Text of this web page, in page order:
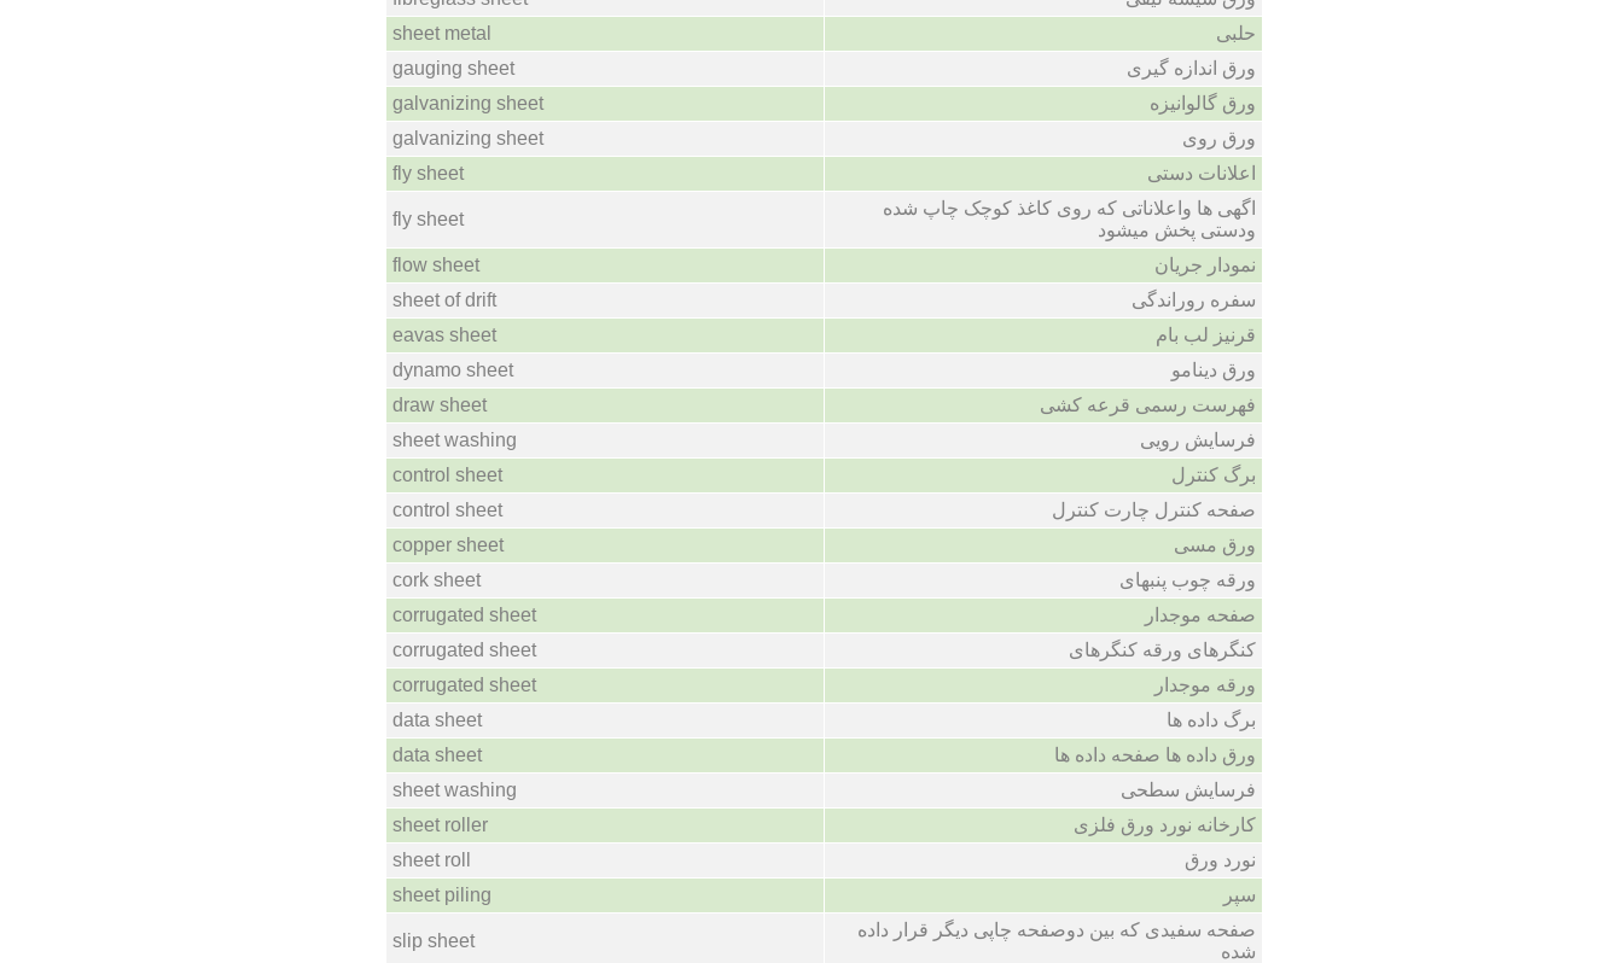
sheet metal
حلبی
gauging sheet
ورق اندازه گیری
galvanizing sheet
ورق گالوانیزه
galvanizing sheet
ورق روی
fly sheet
اعلانات دستی
fly sheet
اگهی ها واعلاناتی که روی کاغذ کوچک چاپ شده
ودستی پخش میشود
flow sheet
نمودار جریان
sheet of drift
سفره روراندگی
eavas sheet
قرنیز لب بام
dynamo sheet
ورق دینامو
draw sheet
فهرست رسمی قرعه کشی
sheet washing
فرسایش رویی
control sheet
برگ کنترل
control sheet
صفحه کنترل چارت کنترل
copper sheet
ورق مسی
cork sheet
ورقه چوب پنبهای
corrugated sheet
صفحه موجدار
corrugated sheet
کنگرهای ورقه کنگرهای
corrugated sheet
ورقه موجدار
data sheet
برگ داده ها
data sheet
ورق داده ها صفحه داده ها
sheet washing
فرسایش سطحی
sheet roller
کارخانه نورد ورق فلزی
sheet roll
نورد ورق
sheet piling
سپر
slip sheet
صفحه سفیدی که بین دوصفحه چاپی دیگر قرار داده
شده